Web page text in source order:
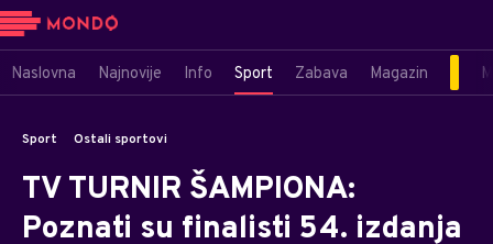
Naslovna Najnovije Info Sport Zabava Magazin
Sport Ostali sportovi
TV TURNIR ŠAMPIONA:
Poznati su finalisti 54. izdanja